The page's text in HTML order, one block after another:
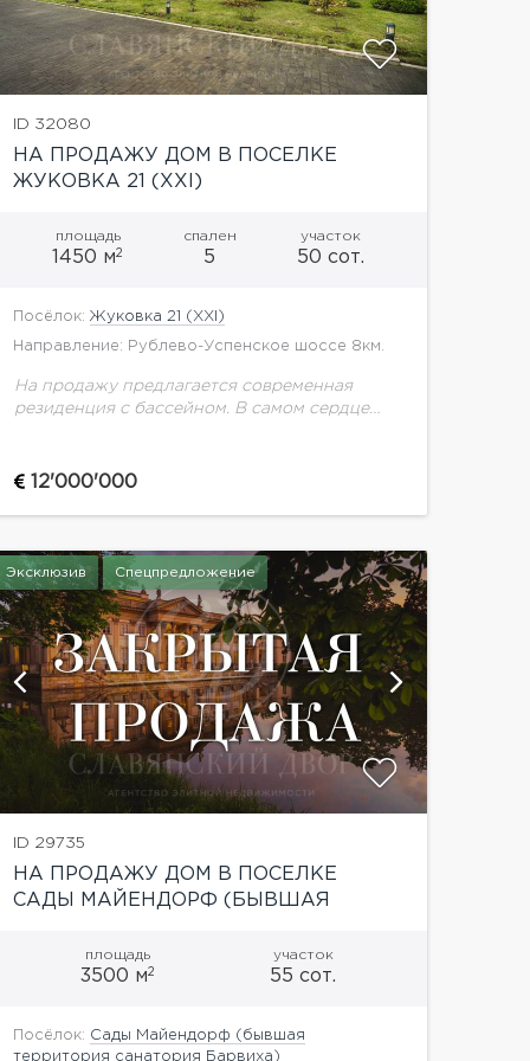
ID 32080
НА ПРОДАЖУ ДОМ В ПОСЕЛКЕ
ЖУКОВКА 21 (XXI)
площадь
1450 м2
спален
5
участок
50 сот.
Посёлок: Жуковка 21 (XXI)
Направление: Рублево-Успенское шоссе 8км.
На продажу предлагается современная
резиденция с бассейном. В самом сердце
расположена современная двухэтажная
12'000'000
Эксклюзив Спецпредложение
ID 29735
НА ПРОДАЖУ ДОМ В ПОСЕЛКЕ
САДЫ МАЙЕНДОРФ (БЫВШАЯ
площадь
3500 м2
участок
55 сот.
Посёлок: Сады Майендорф (бывшая
территория санатория Барвиха)